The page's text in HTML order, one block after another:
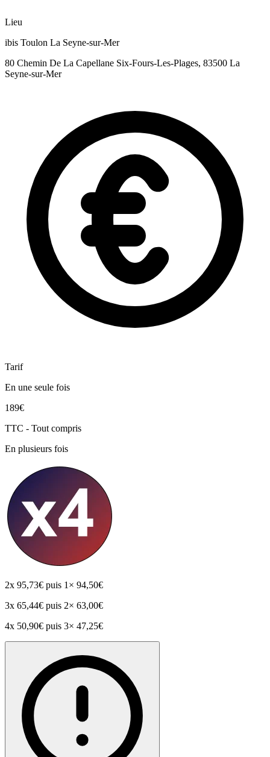
Lieu
ibis Toulon La Seyne-sur-Mer
80 Chemin De La Capellane Six-Fours-Les-Plages, 83500 La
Seyne-sur-Mer
Tarif
En une seule fois
189€
TTC - Tout compris
En plusieurs fois
2x 95,73€ puis 1× 94,50€
3x 65,44€ puis 2× 63,00€
4x 50,90€ puis 3× 47,25€